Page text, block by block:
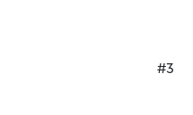
#3